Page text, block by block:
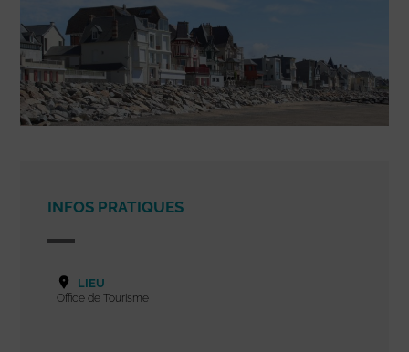
INFOS PRATIQUES
LIEU
Office de Tourisme